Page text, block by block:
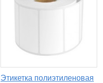
Этикетка полиэтиленовая